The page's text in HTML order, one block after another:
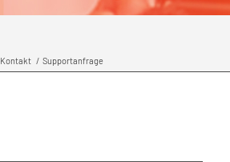
Kontakt / Supportanfrage